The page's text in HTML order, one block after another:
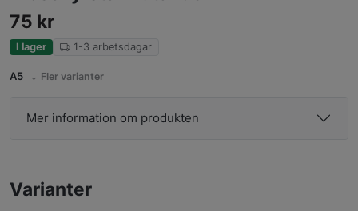
75 kr
I lager 1-3 arbetsdagar
A5 Fler varianter
Mer information om produkten
Varianter